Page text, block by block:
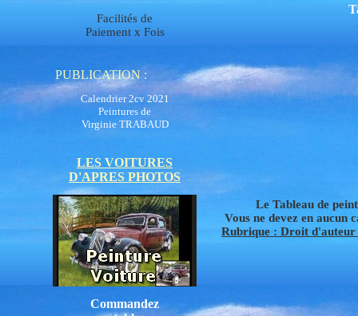
Facilités de
Paiement x Fois
PUBLICATION:
Calendrier 2cv 2021
Peintures de
Virginie TRABAUD
LES VOITURES
D'APRES PHOTOS
Commandez
Le Tableau de
Vous ne devez en
Rubrique : Droit